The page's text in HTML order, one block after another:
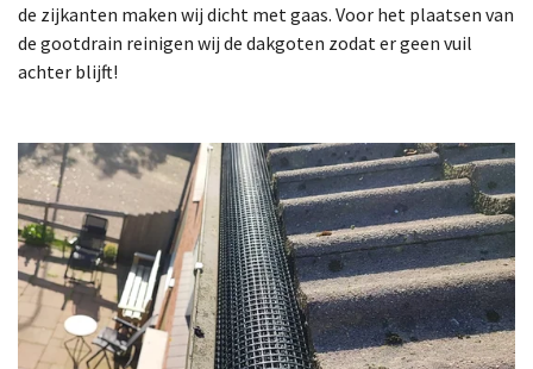
de zijkanten maken wij dicht met gaas. Voor het plaatsen van
de gootdrain reinigen wij de dakgoten zodat er geen vuil
achter blijft!